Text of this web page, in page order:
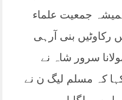
جمعیت علماء
رکاوٹیں بنی آرہی
سرور شاہ نے
کہ مسلم لیگ ن نے